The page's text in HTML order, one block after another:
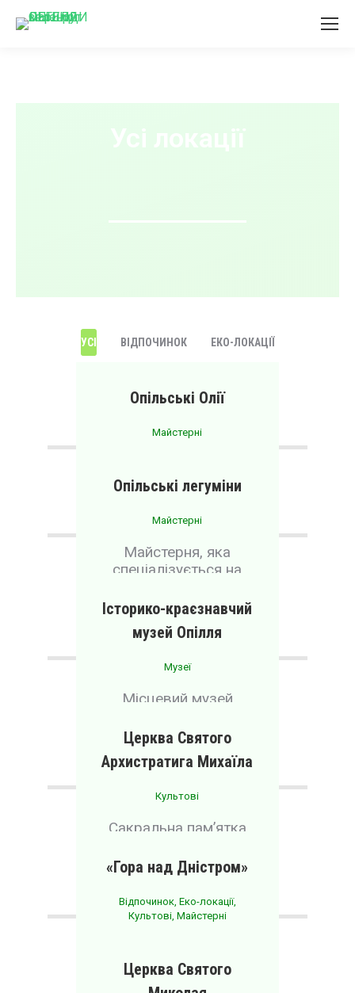
УСІ ВІДПОЧИНОК ЕКО-ЛОКАЦІЇ
ПРОЖИВАННЯ
Опільські Олії
Майстерні
олії.
Опільські легуміни
Майстерні
Майстерня, яка
спеціалізується на
продукції.
Історико-краєзнавчий
музей Опілля
Музеї
Місцевий музей
краю
Церква Святого
Архистратига Михаїла
Культові
Сакральна пам’ятка
значення
«Гора над Дністром»
Відпочинок, Еко-локації,
Культові, Майстерні
центр
Церква Святого